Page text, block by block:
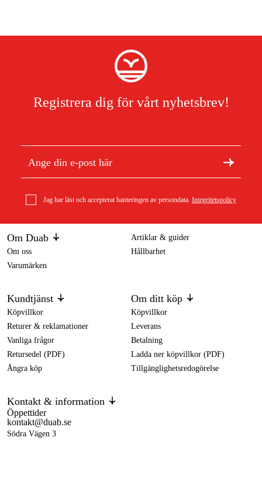
Registrera dig för vårt nyhetsbrev!
Jag har läst och accepterat hanteringen av persondata. Integritetspolicy
Om Duab
Om oss
Varumärken
Artiklar & guider
Hållbarhet
Kundtjänst
Köpvillkor
Returer & reklamationer
Vanliga frågor
Retursedel (PDF)
Ångra köp
Om ditt köp
Köpvillkor
Leverans
Betalning
Ladda ner köpvillkor (PDF)
Tillgänglighetsredogörelse
Kontakt & information
Öppettider
kontakt@duab.se
Södra Vägen 3